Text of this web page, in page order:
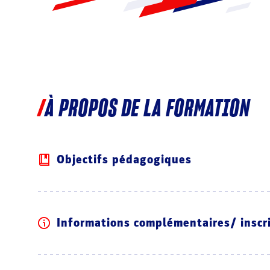
À PROPOS DE LA FORMATION
Objectifs pédagogiques
Informations complémentaires/